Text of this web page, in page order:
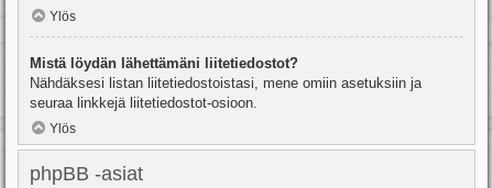
Ylös
Mistä löydän lähettämäni liitetiedostot?
Nähdäksesi listan liitetiedostoistasi, mene omiin asetuksiin ja
seuraa linkkejä liitetiedostot-osioon.
Ylös
phpBB -asiat